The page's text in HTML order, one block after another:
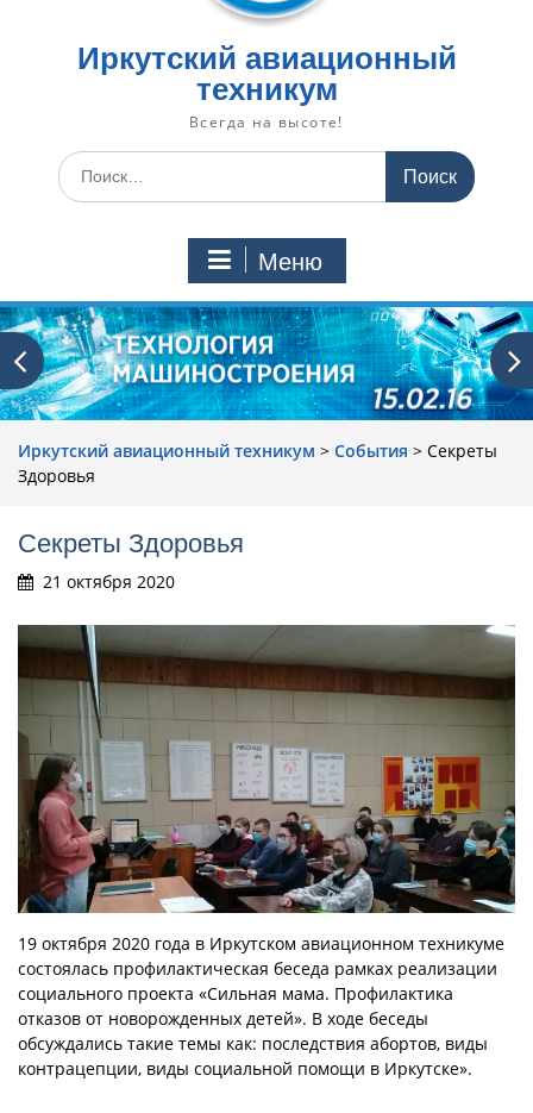
Иркутский авиационный
техникум
Всегда на высоте!
Искать:
Меню
Иркутский авиационный техникум > События > Секреты
Здоровья
Секреты Здоровья
21 октября 2020
19 октября 2020 года в Иркутском авиационном техникуме
состоялась профилактическая беседа рамках реализации
социального проекта «Сильная мама. Профилактика
отказов от новорожденных детей». В ходе беседы
обсуждались такие темы как: последствия абортов, виды
контрацепции, виды социальной помощи в Иркутске».